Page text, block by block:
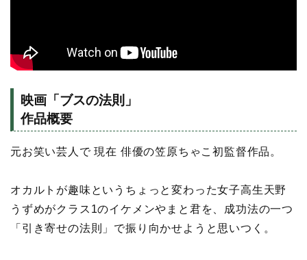
映画「ブスの法則」
作品概要
元お笑い芸人で 現在 俳優の笠原ちゃこ初監督作品。
オカルトが趣味というちょっと変わった女子高生天野
うずめがクラス1のイケメンやまと君を、成功法の一つ
「引き寄せの法則」で振り向かせようと思いつく。